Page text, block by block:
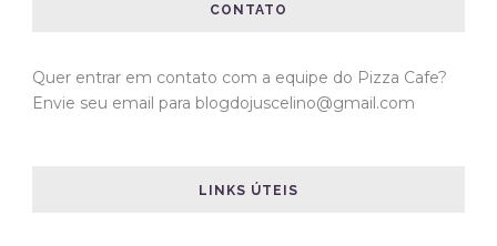
CONTATO
Quer entrar em contato com a equipe do Pizza Cafe?
Envie seu email para blogdojuscelino@gmail.com
LINKS ÚTEIS